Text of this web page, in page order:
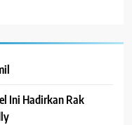
Ini Hadirkan Rak